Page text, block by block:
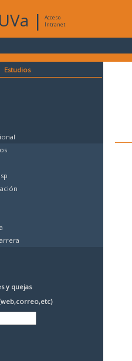
UVa |
Acceso
Intranet
Estudios
y quejas